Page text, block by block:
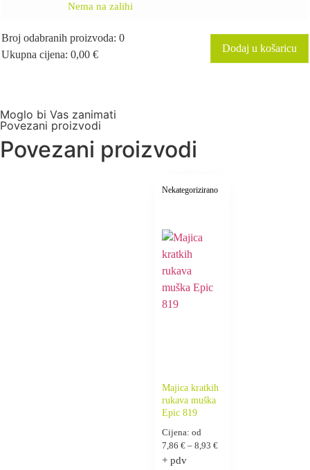
Nema na zalihi
Broj odabranih proizvoda: 0
Ukupna cijena: 0,00 €
Dodaj u košaricu
Moglo bi Vas zanimati
Povezani proizvodi
Povezani proizvodi
Nekategorizirano
Majica kratkih
rukava muška
Epic 819
Cijena: od
7,86 € – 8,93 €
+ pdv